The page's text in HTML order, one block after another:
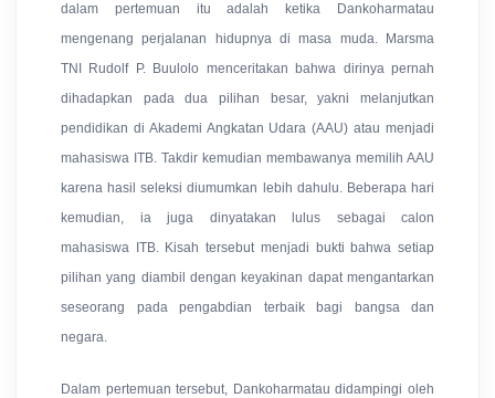
dalam pertemuan itu adalah ketika Dankoharmatau
mengenang perjalanan hidupnya di masa muda. Marsma
TNI Rudolf P. Buulolo menceritakan bahwa dirinya pernah
dihadapkan pada dua pilihan besar, yakni melanjutkan
pendidikan di Akademi Angkatan Udara (AAU) atau menjadi
mahasiswa ITB. Takdir kemudian membawanya memilih AAU
karena hasil seleksi diumumkan lebih dahulu. Beberapa hari
kemudian, ia juga dinyatakan lulus sebagai calon
mahasiswa ITB. Kisah tersebut menjadi bukti bahwa setiap
pilihan yang diambil dengan keyakinan dapat mengantarkan
seseorang pada pengabdian terbaik bagi bangsa dan
negara.
Dalam pertemuan tersebut, Dankoharmatau didampingi oleh